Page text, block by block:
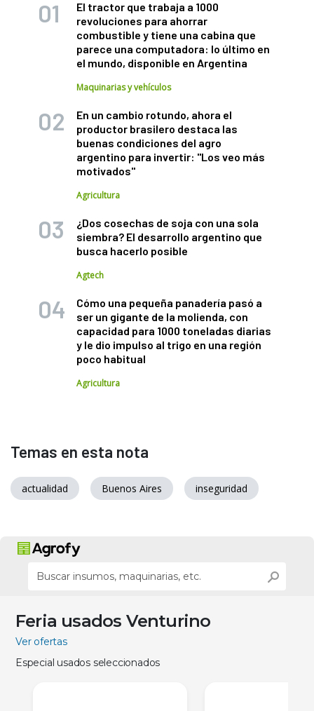
El tractor que trabaja a 1000
revoluciones para ahorrar
combustible y tiene una cabina que
parece una computadora: lo último en
el mundo, disponible en Argentina
Maquinarias y vehículos
En un cambio rotundo, ahora el
productor brasilero destaca las
buenas condiciones del agro
argentino para invertir: "Los veo más
motivados"
Agricultura
¿Dos cosechas de soja con una sola
siembra? El desarrollo argentino que
busca hacerlo posible
Agtech
Cómo una pequeña panadería pasó a
ser un gigante de la molienda, con
capacidad para 1000 toneladas diarias
y le dio impulso al trigo en una región
poco habitual
Agricultura
Temas en esta nota
actualidad Buenos Aires inseguridad
Feria usados Venturino
Ver ofertas
Especial usados seleccionados